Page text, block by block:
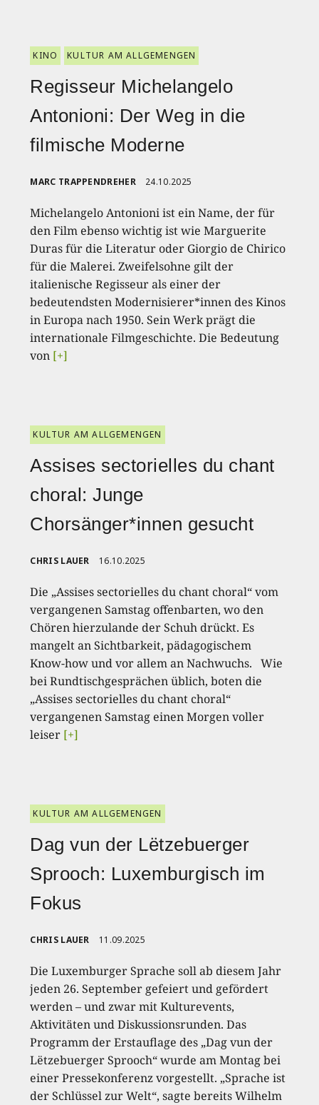
KINO KULTUR AM ALLGEMENGEN
Regisseur Michelangelo
Antonioni: Der Weg in die
filmische Moderne
MARC TRAPPENDREHER 24.10.2025
Michelangelo Antonioni ist ein Name, der für
den Film ebenso wichtig ist wie Marguerite
Duras für die Literatur oder Giorgio de Chirico
für die Malerei. Zweifelsohne gilt der
italienische Regisseur als einer der
bedeutendsten Modernisierer*innen des Kinos
in Europa nach 1950. Sein Werk prägt die
internationale Filmgeschichte. Die Bedeutung
von [+]
KULTUR AM ALLGEMENGEN
Assises sectorielles du chant
choral: Junge
Chorsänger*innen gesucht
CHRIS LAUER 16.10.2025
Die „Assises sectorielles du chant choral“ vom
vergangenen Samstag offenbarten, wo den
Chören hierzulande der Schuh drückt. Es
mangelt an Sichtbarkeit, pädagogischem
Know-how und vor allem an Nachwuchs. Wie
bei Rundtischgesprächen üblich, boten die
„Assises sectorielles du chant choral“
vergangenen Samstag einen Morgen voller
leiser [+]
KULTUR AM ALLGEMENGEN
Dag vun der Lëtzebuerger
Sprooch: Luxemburgisch im
Fokus
CHRIS LAUER 11.09.2025
Die Luxemburger Sprache soll ab diesem Jahr
jeden 26. September gefeiert und gefördert
werden – und zwar mit Kulturevents,
Aktivitäten und Diskussionsrunden. Das
Programm der Erstauflage des „Dag vun der
Lëtzebuerger Sprooch“ wurde am Montag bei
einer Pressekonferenz vorgestellt. „Sprache ist
der Schlüssel zur Welt“, sagte bereits Wilhelm